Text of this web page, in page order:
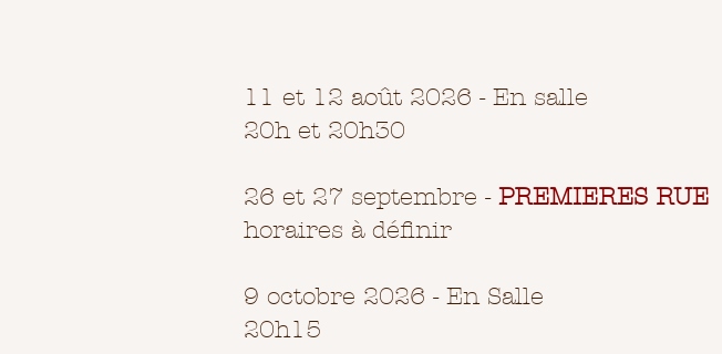
11 et 12 août 2026 - En salle
20h et 20h30
26 et 27 septembre - PREMIERES RUE
horaires à définir
9 octobre 2026 - En Salle
20h15